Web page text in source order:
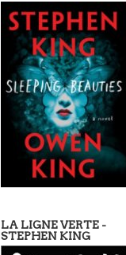
LA LIGNE VERTE -
STEPHEN KING